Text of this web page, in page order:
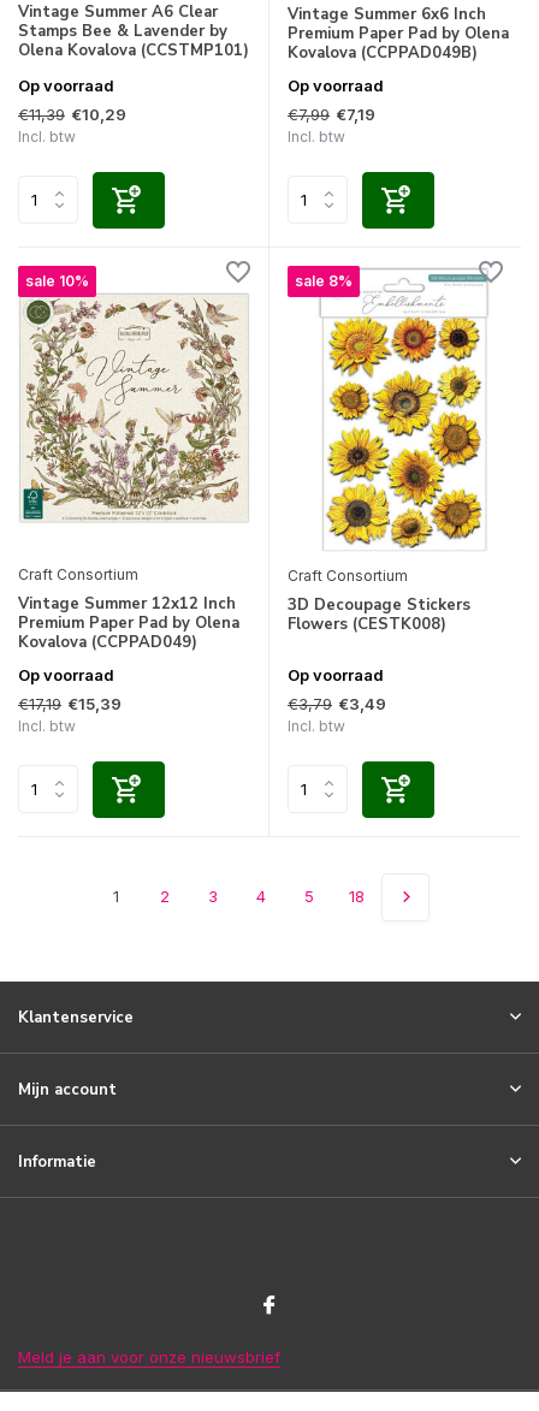
Vintage Summer A6 Clear
Stamps Bee & Lavender by
Olena Kovalova (CCSTMP101)
Op voorraad
€11,39 €10,29
Incl. btw
Vintage Summer 6x6 Inch
Premium Paper Pad by Olena
Kovalova (CCPPAD049B)
Op voorraad
€7,99 €7,19
Incl. btw
sale 10%
Craft Consortium
Vintage Summer 12x12 Inch
Premium Paper Pad by Olena
Kovalova (CCPPAD049)
Op voorraad
€17,19 €15,39
Incl. btw
sale 8%
Craft Consortium
3D Decoupage Stickers
Flowers (CESTK008)
Op voorraad
€3,79 €3,49
Incl. btw
1 2 3 4 5 18
Klantenservice
Mijn account
Informatie
Meld je aan voor onze nieuwsbrief